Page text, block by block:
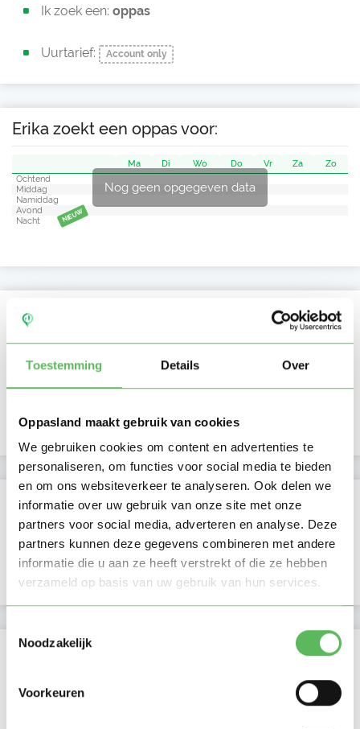
Toestemming Details Over
Oppasland maakt gebruik van cookies
We gebruiken cookies om content en advertenties te
personaliseren, om functies voor social media te bieden
en om ons websiteverkeer te analyseren. Ook delen we
informatie over uw gebruik van onze site met onze
partners voor social media, adverteren en analyse. Deze
partners kunnen deze gegevens combineren met andere
informatie die u aan ze heeft verstrekt of die ze hebben
verzameld op basis van uw gebruik van hun services.
Noodzakelijk
Voorkeuren
Ik zoek een: oppas
Uurtarief: Account only
Erika zoekt een oppas voor:
Nog geen opgegeven data
Ma Di Wo Do Vr Za
Zo
Ochtend
Middag
Namiddag
Avond
Nacht
NIEUW
Activiteit op Oppasland
Laatste activiteit 08-07-2026
Lid sinds 08-07-2026
Profiel bijgewerkt
Verificaties
E-mailadres is geverifieerd
Telefoonnummer is geverifieerd
Locatie oppasadres (Capelle aan den IJssel)